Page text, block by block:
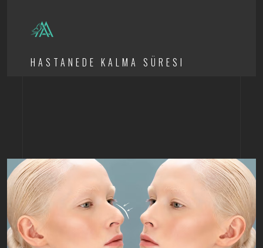
HASTANEDE KALMA SÜRESI